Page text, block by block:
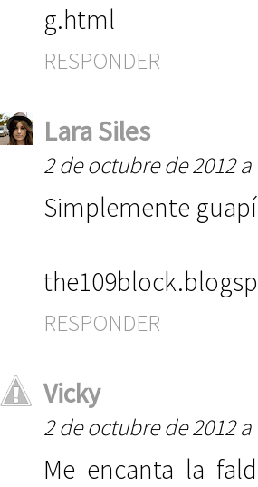
g.html
RESPONDER
Lara Siles
2 de octubre de 2012 a
Simplemente
RESPONDER
Vicky
2 de octubre de 2012 a
Me encanta la